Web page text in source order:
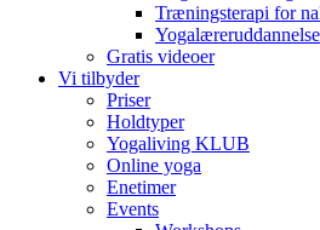
Træningsterapi for
Gratis videoer
Vi tilbyder
Priser
Holdtyper
Yogaliving KLUB
Online yoga
Enetimer
Events